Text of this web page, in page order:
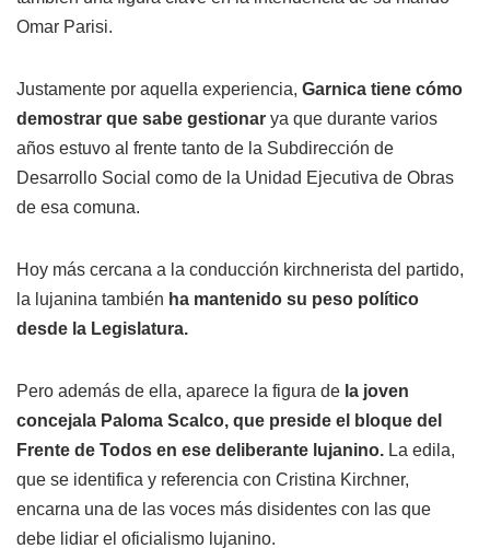
Omar Parisi.
Justamente por aquella experiencia, Garnica tiene cómo
demostrar que sabe gestionar ya que durante varios
años estuvo al frente tanto de la Subdirección de
Desarrollo Social como de la Unidad Ejecutiva de Obras
de esa comuna.
Hoy más cercana a la conducción kirchnerista del partido,
la lujanina también ha mantenido su peso político
desde la Legislatura.
Pero además de ella, aparece la figura de la joven
concejala Paloma Scalco, que preside el bloque del
Frente de Todos en ese deliberante lujanino. La edila,
que se identifica y referencia con Cristina Kirchner,
encarna una de las voces más disidentes con las que
debe lidiar el oficialismo lujanino.